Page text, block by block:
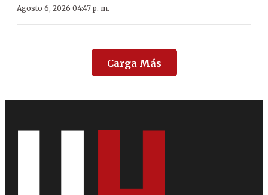
Agosto 6, 2026 04:47 p. m.
Carga Más